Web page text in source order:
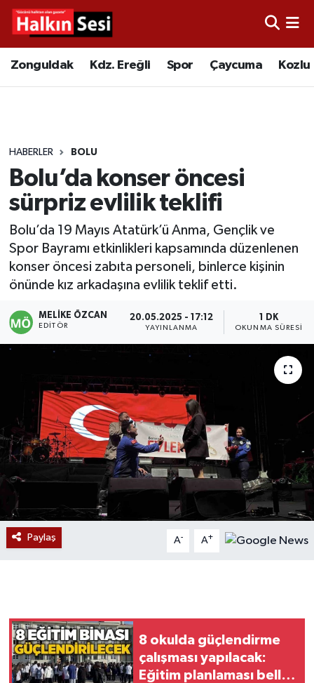
Zonguldak Kdz. Ereğli Spor Çaycuma Kozlu
HABERLER BOLU
Bolu’da konser öncesi
sürpriz evlilik teklifi
Bolu’da 19 Mayıs Atatürk’ü Anma, Gençlik ve
Spor Bayramı etkinlikleri kapsamında düzenlenen
konser öncesi zabıta personeli, binlerce kişinin
önünde kız arkadaşına evlilik teklif etti.
MELIKE ÖZCAN
EDITÖR
20.05.2025 - 17:12
YAYINLANMA
1 DK
OKUNMA SÜRESI
Paylaş A- A+
8 okulda güçlendirme
çalışması yapılacak:
Eğitim planlaması belli
Video
Çaycuma
Alaplı
Asayiş
Bartın
ÇEVRE
BİLİM VE TEKNOLOJİ
DUNYA
Düzce
Genel
Gökçebey
Merkez Hava Durumu
Tüm Manşetler
Son Dakika Haberleri
Haber Arşivi